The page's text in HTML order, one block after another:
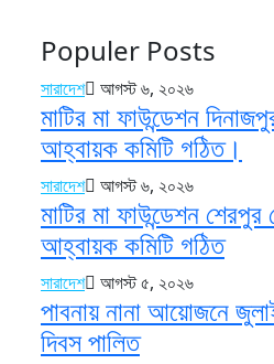
Populer Posts
সারাদেশ আগস্ট ৬, ২০২৬
মাটির মা ফাউন্ডেশন
আহ্বায়ক কমিটি গঠিত।
সারাদেশ আগস্ট ৬, ২০২৬
মাটির মা ফাউন্ডেশন শেরপুর
আহ্বায়ক কমিটি গঠিত
সারাদেশ আগস্ট ৫, ২০২৬
পাবনায় নানা আয়োজনে
দিবস পালিত